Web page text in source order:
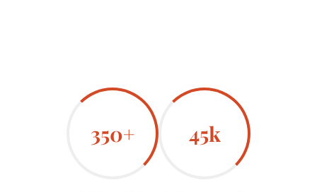
350+ 45k